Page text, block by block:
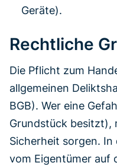
Geräte).
Rechtliche
Die Pflicht zum
allgemeinen
BGB). Wer eine
Grundstück besitzt),
Sicherheit sorgen. In
vom Eigentümer auf